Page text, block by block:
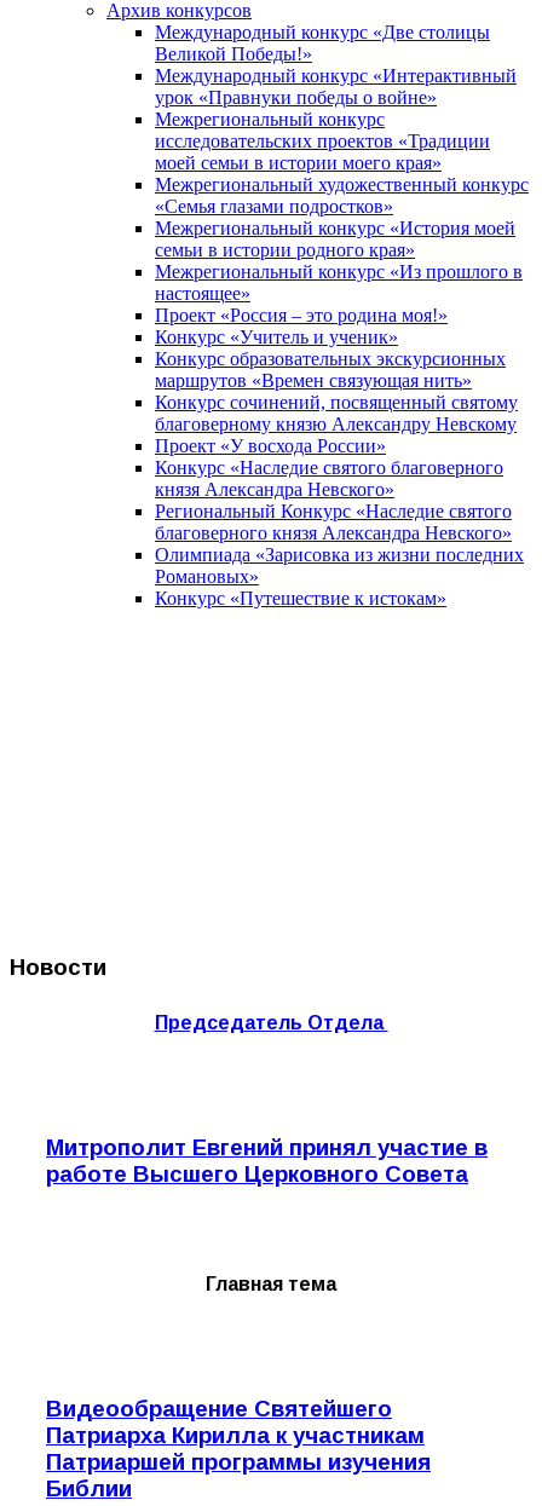
Архив конкурсов
Международный конкурс «Две столицы
Великой Победы!»
Международный конкурс «Интерактивный
урок «Правнуки победы о войне»
Межрегиональный конкурс
исследовательских проектов «Традиции
моей семьи в истории моего края»
Межрегиональный художественный конкурс
«Семья глазами подростков»
Межрегиональный конкурс «История моей
семьи в истории родного края»
Межрегиональный конкурс «Из прошлого в
настоящее»
Проект «Россия – это родина моя!»
Конкурс «Учитель и ученик»
Конкурс образовательных экскурсионных
маршрутов «Времен связующая нить»
Конкурс сочинений, посвященный святому
благоверному князю Александру Невскому
Проект «У восхода России»
Конкурс «Наследие святого благоверного
князя Александра Невского»
Региональный Конкурс «Наследие святого
благоверного князя Александра Невского»
Олимпиада «Зарисовка из жизни последних
Романовых»
Конкурс «Путешествие к истокам»
Новости
Председатель Отдела
Митрополит Евгений принял участие в
работе Высшего Церковного Совета
Главная тема
Видеообращение Святейшего
Патриарха Кирилла к участникам
Патриаршей программы изучения
Библии